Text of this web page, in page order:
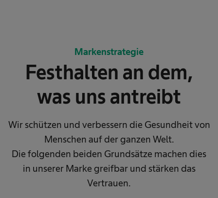
Markenstrategie
Festhalten an dem,
was uns antreibt
Wir schützen und verbessern die Gesundheit von
Menschen auf der ganzen Welt.
Die folgenden beiden Grundsätze machen dies
in unserer Marke greifbar und stärken das
Vertrauen.